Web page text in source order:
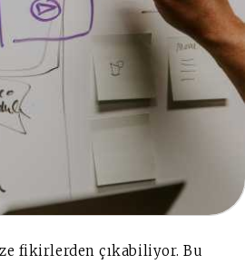
fikirlerden çıkabiliyor. Bu